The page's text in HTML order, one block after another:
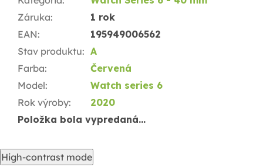
Záruka:
1 rok
EAN:
195949006562
Stav produktu: A
Farba:
Červená
Model:
Watch series 6
Rok výroby:
2020
Položka bola vypredaná…
High-contrast mode